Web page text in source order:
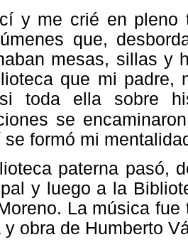
y me crié en pleno
que,
mesas, sillas y
que mi padre,
toda ella sobre
se
se formó mi
paterna pasó,
y luego a la
La música
y obra de Humberto